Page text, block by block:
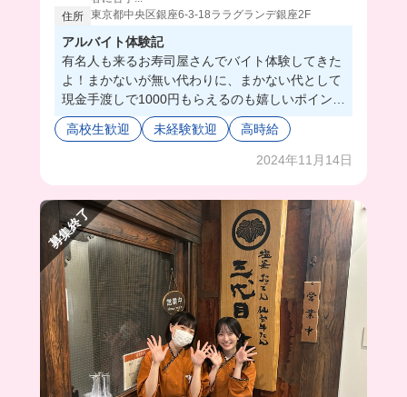
住所 東京都中央区銀座6-3-18ララグランデ銀座2F
アルバイト体験記
有名人も来るお寿司屋さんでバイト体験してきた
よ！まかないが無い代わりに、まかない代として
現金手渡しで1000円もらえるのも嬉しいポイント
🫶🏻
若い人が結構働いてて高級店だけど働きやすかっ
高校生歓迎 未経験歓迎 高時給
2024年11月14日
募集終了